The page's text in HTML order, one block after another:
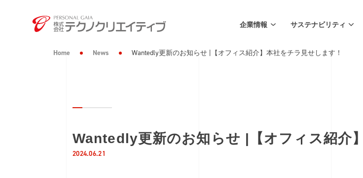
企業情報 サステナビリティ
Home News Wantedly更新のお知らせ |【オフィス紹介】本社をチラ見せします！
Wantedly更新のお知らせ |【オフィス紹介
2024.06.21